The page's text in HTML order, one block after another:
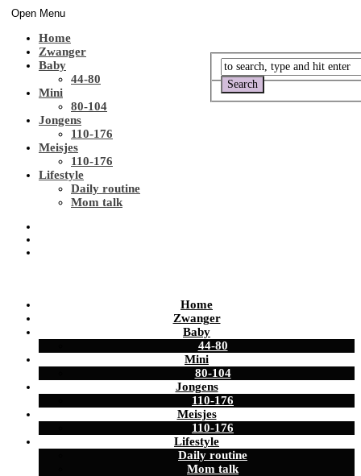
Open Menu
Home
Zwanger
Baby
44-80
Mini
80-104
Jongens
110-176
Meisjes
110-176
Lifestyle
Daily routine
Mom talk
Home
Zwanger
Baby
44-80
Mini
80-104
Jongens
110-176
Meisjes
110-176
Lifestyle
Daily routine
Mom talk